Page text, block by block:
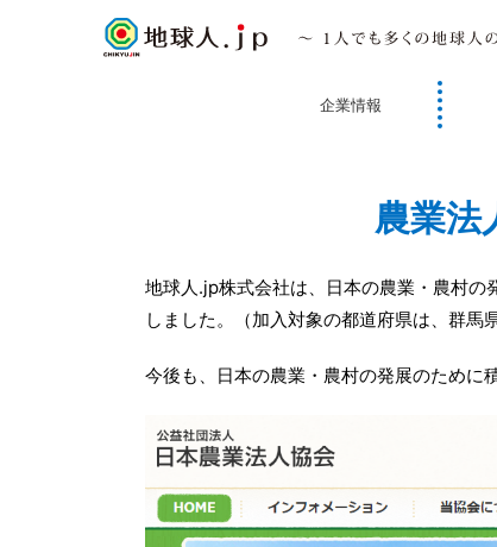
企業情報
農業法
地球人.jp株式会社は、日本の農業・農村の
しました。（加入対象の都道府県は、群馬
今後も、日本の農業・農村の発展のために